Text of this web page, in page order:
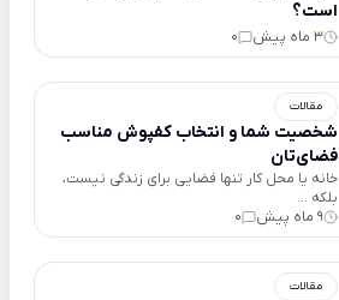
است؟
3 ماه پیش 0
مقالات
شخصیت شما و انتخاب کفپوش مناسب
فضای‌تان
خانه یا محل کار تنها فضایی برای زندگی نیست،
بلکه ...
9 ماه پیش
0
مقالات